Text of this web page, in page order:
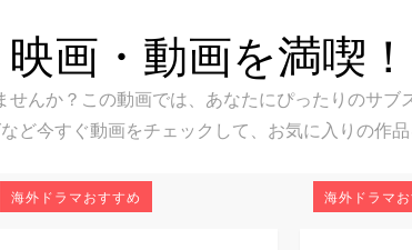
画・動画を満喫
んか？この動画では、あなたにぴったりのサブ
ど今すぐ動画をチェックして、お気に入りの作品
海外ドラマおすすめ 海外ドラマ